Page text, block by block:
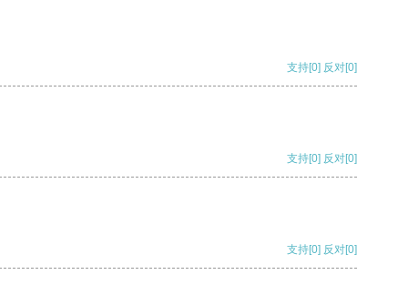
支持[0] 反对[0]
支持[0] 反对[0]
支持[0] 反对[0]